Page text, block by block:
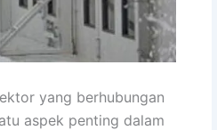
yang berhubungan
aspek penting dalam